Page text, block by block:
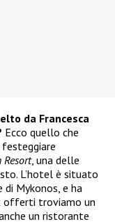
da Francesca
Ecco quello che
festeggiare
, una delle
L’hotel è situato
di Mykonos, e ha
offerti troviamo un
un ristorante